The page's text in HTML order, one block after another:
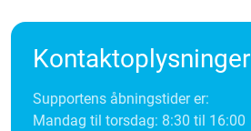
Kontaktoplysninger
Supportens åbningstider er:
Mandag til torsdag: 8:30 til 16:00